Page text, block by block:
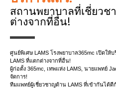
สถานพยาบาลที่เชี่ยว
ต่างจากที่อื่น!
ศูนย์พิเศษ LAMS โรงพยาบาล365mc เปิดใ
LAMS ที่แตกต่างจากที่อื่น!
ผู้ก่อตั้ง 365mc, เทพแห่ง LAMS, นายแพทย์
จัดการ!
ทีมแพทย์ผู้เชี่ยวชาญด้าน LAMS ที่เข้ากันได้ดี